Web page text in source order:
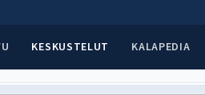
KESKUSTELUT KALAPEDIA